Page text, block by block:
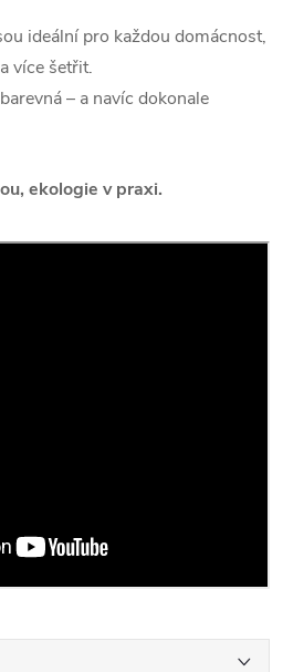
ideální pro každou domácnost,
více šetřit.
– a navíc dokonale
ekologie v praxi.